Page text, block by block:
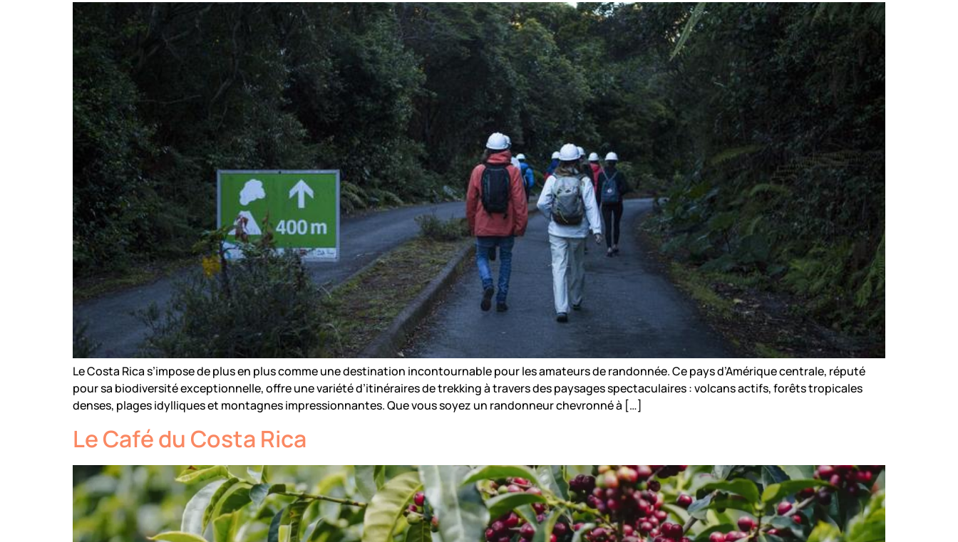
Le Costa Rica s’impose de plus en plus comme une destination incontournable pour les amateurs de randonnée. Ce pays d’Amérique centrale, réputé
pour sa biodiversité exceptionnelle, offre une variété d’itinéraires de trekking à travers des paysages spectaculaires : volcans actifs, forêts tropicales
denses, plages idylliques et montagnes impressionnantes. Que vous soyez un randonneur chevronné à […]
Le Café du Costa Rica